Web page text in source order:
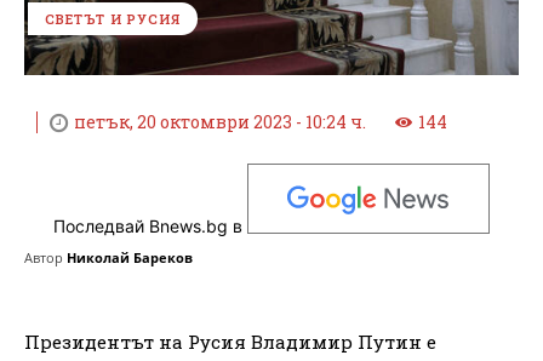
СВЕТЪТ И РУСИЯ
петък, 20 октомври 2023 - 10:24 ч. 144
Последвай Bnews.bg в
Автор Николай Бареков
Президентът на Русия Владимир Путин е